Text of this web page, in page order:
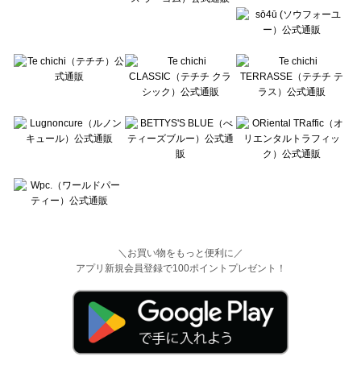
＼お買い物をもっと便利に／
アプリ新規会員登録で100ポイントプレゼント！